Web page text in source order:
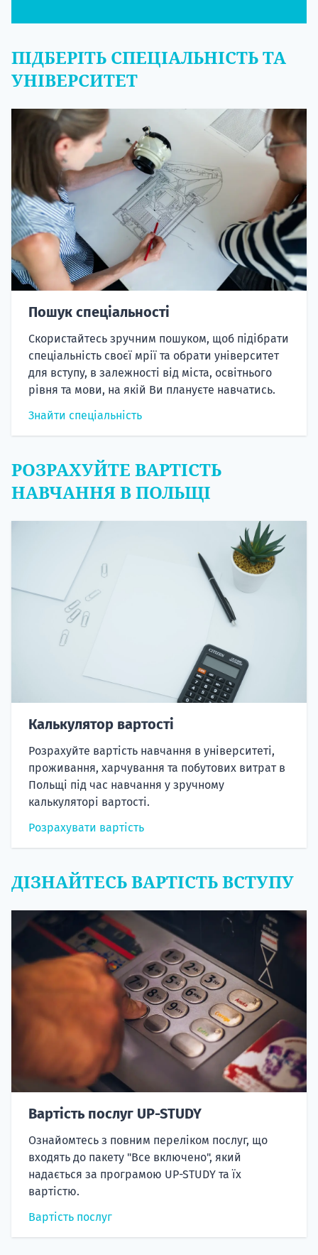
ПІДБЕРІТЬ СПЕЦІАЛЬНІСТЬ ТА
УНІВЕРСИТЕТ
Пошук спеціальності
Скористайтесь зручним пошуком, щоб підібрати
спеціальність своєї мрії та обрати університет
для вступу, в залежності від міста, освітнього
рівня та мови, на якій Ви плануєте навчатись.
Знайти спеціальність
РОЗРАХУЙТЕ ВАРТІСТЬ
НАВЧАННЯ В ПОЛЬЩІ
Калькулятор вартості
Розрахуйте вартість навчання в університеті,
проживання, харчування та побутових витрат в
Польщі під час навчання у зручному
калькуляторі вартості.
Розрахувати вартість
ДІЗНАЙТЕСЬ ВАРТІСТЬ ВСТУПУ
Вартість послуг UP-STUDY
Ознайомтесь з повним переліком послуг, що
входять до пакету "Все включено", який
надається за програмою UP-STUDY та їх
вартістю.
Вартість послуг